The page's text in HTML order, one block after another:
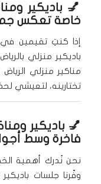
💅 باديكير
خاصة تعكس
إذا كنتِ تقيمين
باديكير منزلي
مناكير منزلي
تختارينه، لتعيشي
💅 باديكير
فاخرة وسط
نحن نُدرك أهمية
وفّرنا جلسات